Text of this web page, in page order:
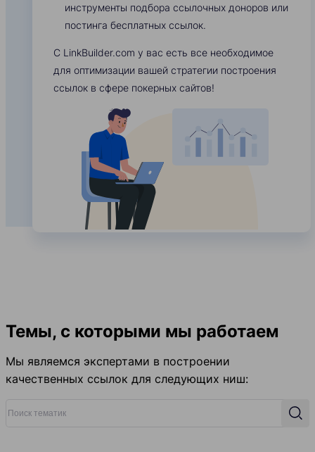
инструменты подбора ссылочных доноров или
постинга бесплатных ссылок.
С LinkBuilder.com у вас есть все необходимое
для оптимизации вашей стратегии построения
ссылок в сфере покерных сайтов!
Темы, с которыми мы работаем
Мы являемся экспертами в построении
качественных ссылок для следующих ниш: